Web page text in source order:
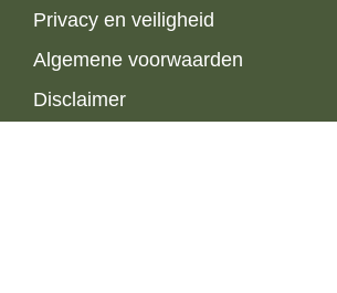
Privacy en veiligheid
Algemene voorwaarden
Disclaimer